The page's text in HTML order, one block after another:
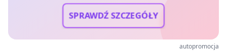
SPRAWDŹ SZCZEGÓŁY
autopromocja